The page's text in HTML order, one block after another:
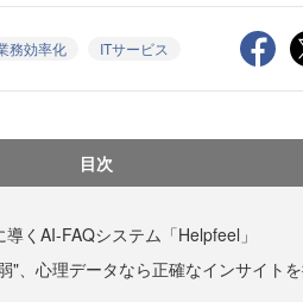
務効率化 ITサービス
目次
くAI-FAQシステム「Helpfeel」
"、心理データなら正確なインサイト